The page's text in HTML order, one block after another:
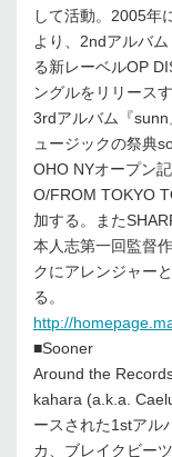
して活動。2005年
より、2ndアルバ
る新レーベルOP
ングルをリリース
3rdアルバム『sunn
ュージックの祭典
OHO NYオープン
O/FROM TOKYO
加する。また
本人志第一回監督
クにアレンジャー
る。
http://
■Sooner
Around the
kahara (a.k.a.
ースされた1stアル
カ、ブレイクビー